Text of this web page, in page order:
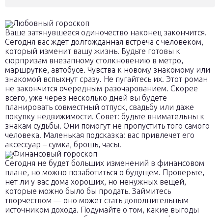
Любовный гороскоп
Ваше затянувшееся одиночество наконец закончится.
Сегодня вас ждет долгожданная встреча с человеком,
который изменит вашу жизнь. Будьте готовы к
сюрпризам внезапному столкновению в метро,
маршрутке, автобусе. Чувства к новому знакомому или
знакомой вспыхнут сразу. Не пугайтесь их. Этот роман
не закончится очередным разочарованием. Скорее
всего, уже через несколько дней вы будете
планировать совместный отпуск, свадьбу или даже
покупку недвижимости. Совет: будьте внимательны к
знакам судьбы. Они помогут не пропустить того самого
человека. Маленькая подсказка: вас привлечет его
аксессуар – сумка, брошь, часы.
Финансовый гороскоп
Сегодня не будет больших изменений в финансовом
плане, но можно позаботиться о будущем. Проверьте,
нет ли у вас дома хороших, но ненужных вещей,
которые можно было бы продать. Займитесь
творчеством — оно может стать дополнительным
источником дохода. Подумайте о том, какие выгоды